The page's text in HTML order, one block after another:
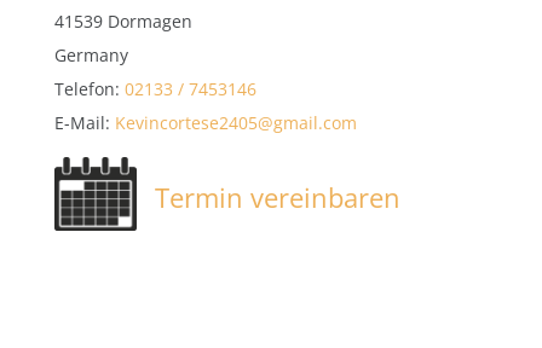
41539 Dormagen
Germany
Telefon: 02133 / 7453146
E-Mail: Kevincortese2405@gmail.com
Termin vereinbaren